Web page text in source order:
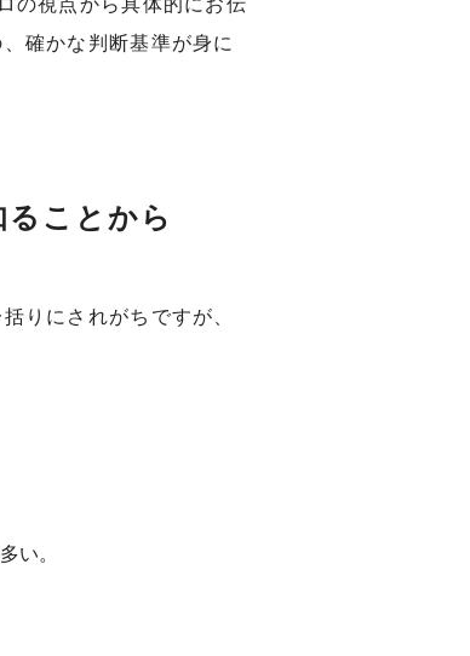
の視点から具体的にお伝
確かな判断基準が身に
ことから
りにされがちですが、
い。